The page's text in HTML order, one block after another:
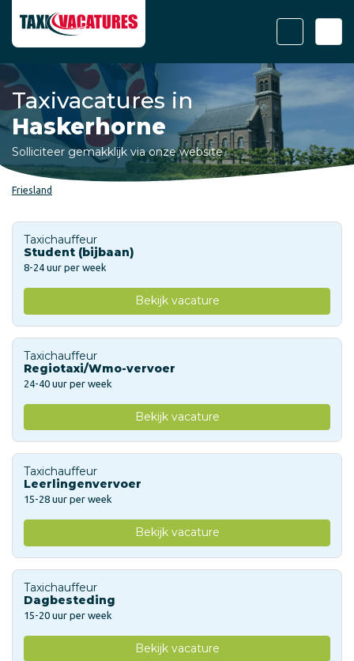
Taxivacatures in
Haskerhorne
Solliciteer gemakklijk via onze website
Friesland
Taxichauffeur
Student (bijbaan)
8-24 uur per week
Bekijk vacature
Taxichauffeur
Regiotaxi/Wmo-vervoer
24-40 uur per week
Bekijk vacature
Taxichauffeur
Leerlingenvervoer
15-28 uur per week
Bekijk vacature
Taxichauffeur
Dagbesteding
15-20 uur per week
Bekijk vacature